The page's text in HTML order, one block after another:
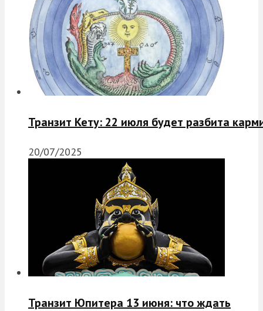
Транзит Кету: 22 июля будет разбита
20/07/2025
Транзит Юпитера 13 июня: что ждать